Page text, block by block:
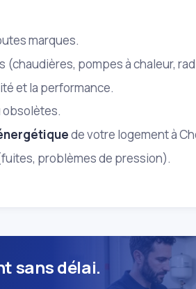
marques.
(chaudières, pompes à chaleur,
et la performance.
de votre logement à
problèmes de pression).
sans délai.